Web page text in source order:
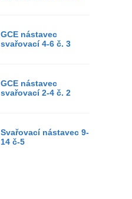
GCE nástavec
svařovací 4-6 č. 3
GCE nástavec
svařovací 2-4 č. 2
Svařovací nástavec 9-
14 č-5